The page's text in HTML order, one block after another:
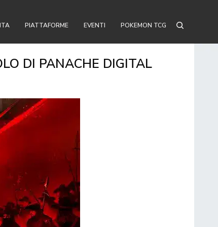
PIATTAFORME EVENTI POKEMON TCG
DI PANACHE DIGITAL